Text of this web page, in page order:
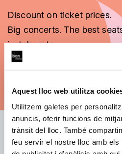
Aquest lloc web utilitza
Utilitzem galetes per
anuncis, oferir funcions de
trànsit del lloc. També
feu servir el nostre lloc amb els
Discount on ticket prices.
Big concerts. The best
instalments.
E-mail address: